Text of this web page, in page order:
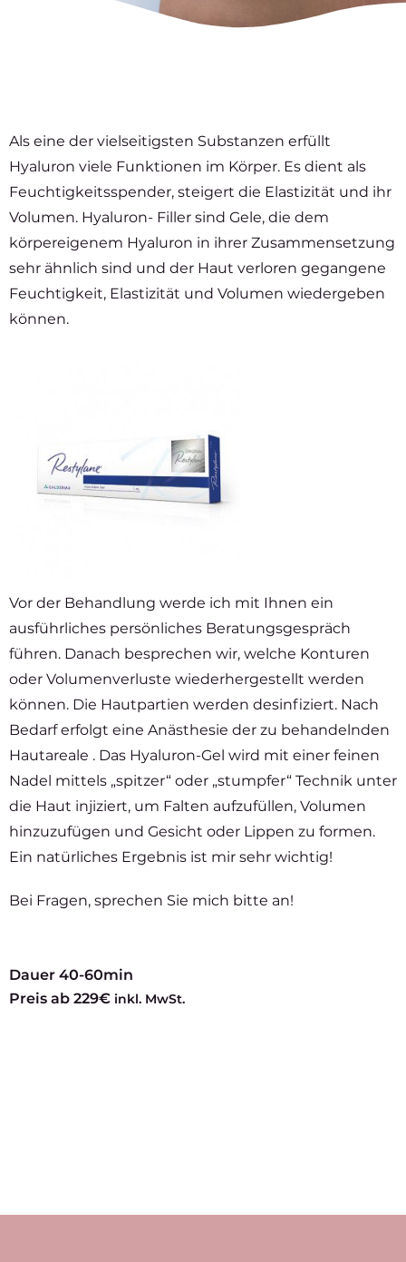
Als eine der vielseitigsten Substanzen erfüllt
Hyaluron viele Funktionen im Körper. Es dient als
Feuchtigkeitsspender, steigert die Elastizität und ihr
Volumen. Hyaluron- Filler sind Gele, die dem
körpereigenem Hyaluron in ihrer Zusammensetzung
sehr ähnlich sind und der Haut verloren gegangene
Feuchtigkeit, Elastizität und Volumen wiedergeben
können.
Vor der Behandlung werde ich mit Ihnen ein
ausführliches persönliches Beratungsgespräch
führen. Danach besprechen wir, welche Konturen
oder Volumenverluste wiederhergestellt werden
können. Die Hautpartien werden desinfiziert. Nach
Bedarf erfolgt eine Anästhesie der zu behandelnden
Hautareale . Das Hyaluron-Gel wird mit einer feinen
Nadel mittels „spitzer“ oder „stumpfer“ Technik unter
die Haut injiziert, um Falten aufzufüllen, Volumen
hinzuzufügen und Gesicht oder Lippen zu formen.
Ein natürliches Ergebnis ist mir sehr wichtig!
Bei Fragen, sprechen Sie mich bitte an!
Dauer 40-60min
Preis ab 229€ inkl. MwSt.